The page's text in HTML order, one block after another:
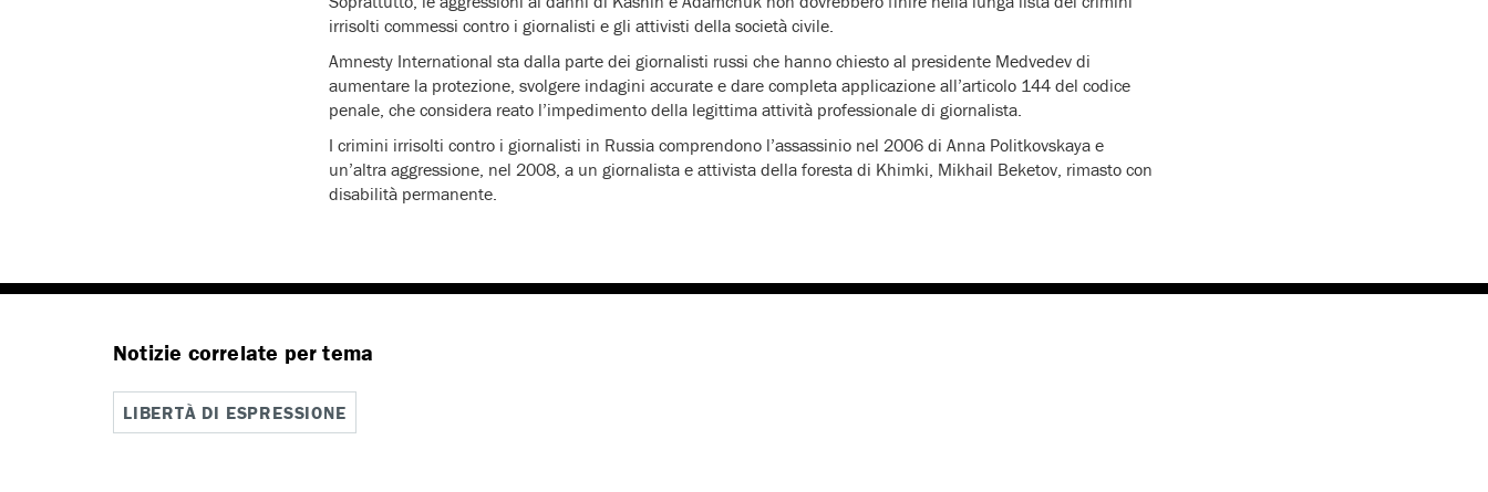
irrisolti commessi contro i giornalisti e gli attivisti della società civile.
Amnesty International sta dalla parte dei giornalisti russi che hanno chiesto al presidente Medvedev di
aumentare la protezione, svolgere indagini accurate e dare completa applicazione all’articolo 144 del codice
penale, che considera reato l’impedimento della legittima attività professionale di giornalista.
I crimini irrisolti contro i giornalisti in Russia comprendono l’assassinio nel 2006 di Anna Politkovskaya e
un’altra aggressione, nel 2008, a un giornalista e attivista della foresta di Khimki, Mikhail Beketov, rimasto con
disabilità permanente.
Notizie correlate per tema
LIBERTÀ DI ESPRESSIONE